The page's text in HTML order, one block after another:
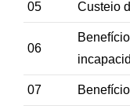
05 Custeio
06
07